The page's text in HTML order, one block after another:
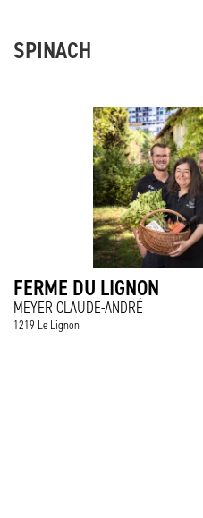
SPINACH
FERME DU LIGNON
MEYER CLAUDE-ANDRÉ
1219 Le Lignon